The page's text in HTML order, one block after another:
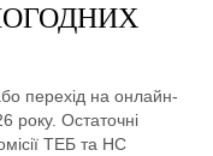
перехід на онлайн-
року. Остаточні
ТЕБ та НС